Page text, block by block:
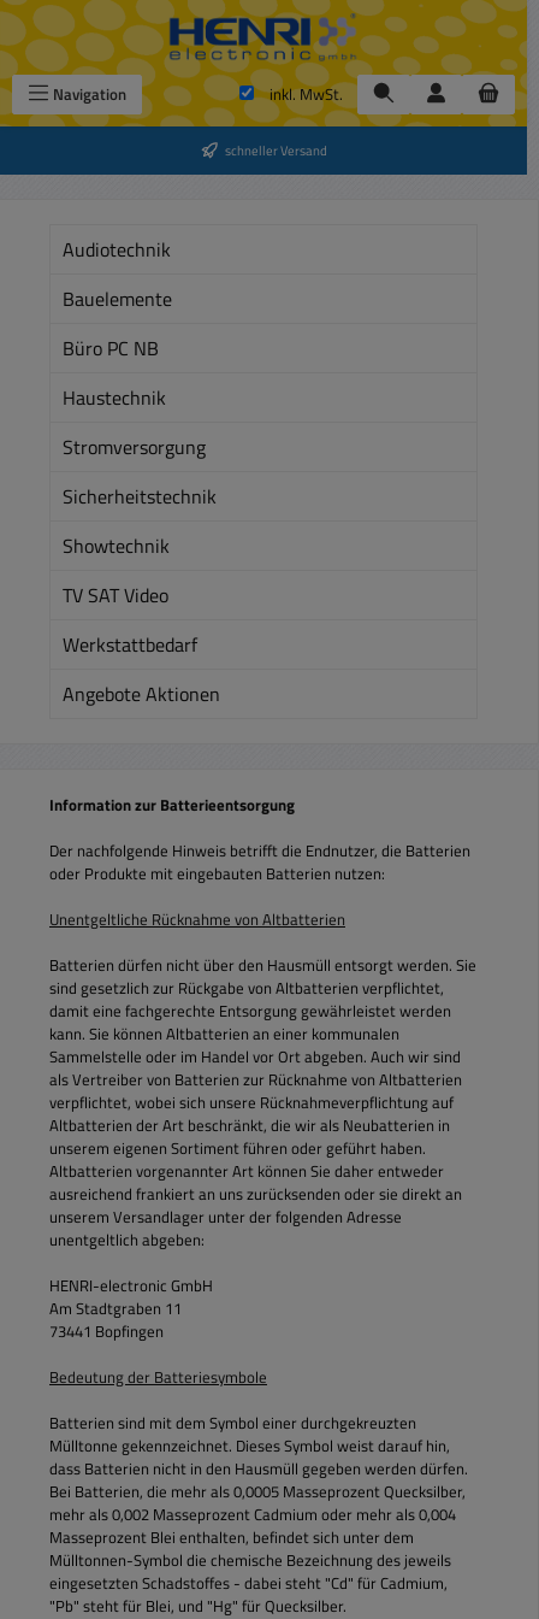
Zum Hauptinhalt springen
Navigation inkl. MwSt.
schneller Versand
Audiotechnik
Bauelemente
Büro PC NB
Haustechnik
Stromversorgung
Sicherheitstechnik
Showtechnik
TV SAT Video
Werkstattbedarf
Angebote Aktionen
Information zur Batterieentsorgung
Der nachfolgende Hinweis betrifft die Endnutzer, die Batterien
oder Produkte mit eingebauten Batterien nutzen:
Unentgeltliche Rücknahme von Altbatterien
Batterien dürfen nicht über den Hausmüll entsorgt werden. Sie
sind gesetzlich zur Rückgabe von Altbatterien verpflichtet,
damit eine fachgerechte Entsorgung gewährleistet werden
kann. Sie können Altbatterien an einer kommunalen
Sammelstelle oder im Handel vor Ort abgeben. Auch wir sind
als Vertreiber von Batterien zur Rücknahme von Altbatterien
verpflichtet, wobei sich unsere Rücknahmeverpflichtung auf
Altbatterien der Art beschränkt, die wir als Neubatterien in
unserem eigenen Sortiment führen oder geführt haben.
Altbatterien vorgenannter Art können Sie daher entweder
ausreichend frankiert an uns zurücksenden oder sie direkt an
unserem Versandlager unter der folgenden Adresse
unentgeltlich abgeben:
HENRI-electronic GmbH
Am Stadtgraben 11
73441 Bopfingen
Bedeutung der Batteriesymbole
Batterien sind mit dem Symbol einer durchgekreuzten
Mülltonne gekennzeichnet. Dieses Symbol weist darauf hin,
dass Batterien nicht in den Hausmüll gegeben werden dürfen.
Bei Batterien, die mehr als 0,0005 Masseprozent Quecksilber,
mehr als 0,002 Masseprozent Cadmium oder mehr als 0,004
Masseprozent Blei enthalten, befindet sich unter dem
Mülltonnen-Symbol die chemische Bezeichnung des jeweils
eingesetzten Schadstoffes - dabei steht "Cd" für Cadmium,
"Pb" steht für Blei, und "Hg" für Quecksilber.